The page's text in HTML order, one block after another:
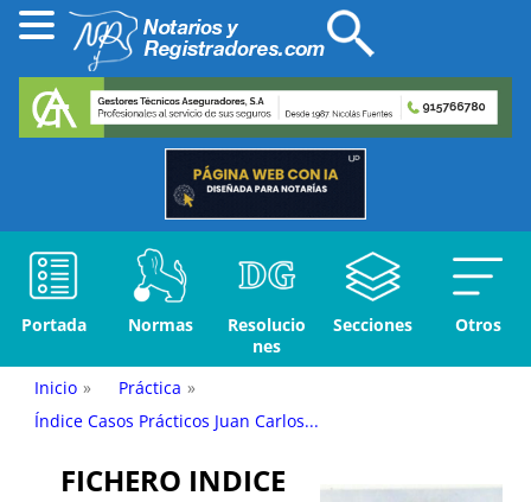
Portada Normas
Resolucio
nes
Secciones Otros
Inicio » Práctica »
Índice Casos Prácticos Juan Carlos...
FICHERO INDICE